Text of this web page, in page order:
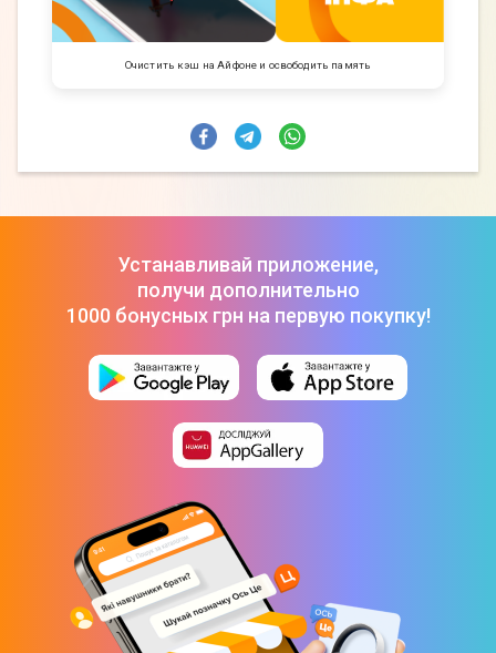
Очистить кэш на Айфоне и освободить память
Устанавливай приложение,
получи дополнительно
1000 бонусных грн на первую покупку!